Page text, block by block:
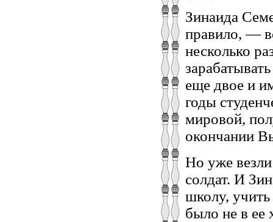
Зинаида
правило, —
несколько
еще двое и
годы
мировой,
окончании
Но уже
солдат. И
школу, учить
было не в ее